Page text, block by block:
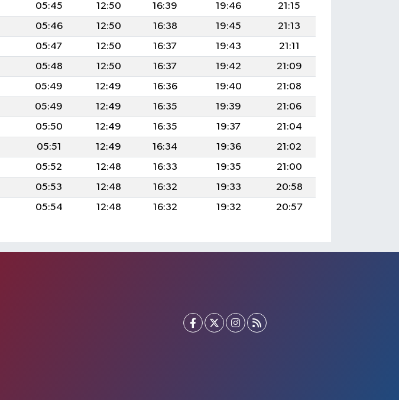
05:45 12:50 16:39 19:46
21:15
05:46 12:50 16:38 19:45
21:13
05:47 12:50 16:37 19:43
21:11
05:48 12:50 16:37 19:42
21:09
05:49 12:49 16:36 19:40
21:08
05:49 12:49 16:35 19:39
21:06
05:50 12:49 16:35 19:37
21:04
05:51 12:49 16:34 19:36
21:02
05:52 12:48 16:33 19:35
21:00
05:53 12:48 16:32 19:33
20:58
05:54 12:48 16:32 19:32 20:57